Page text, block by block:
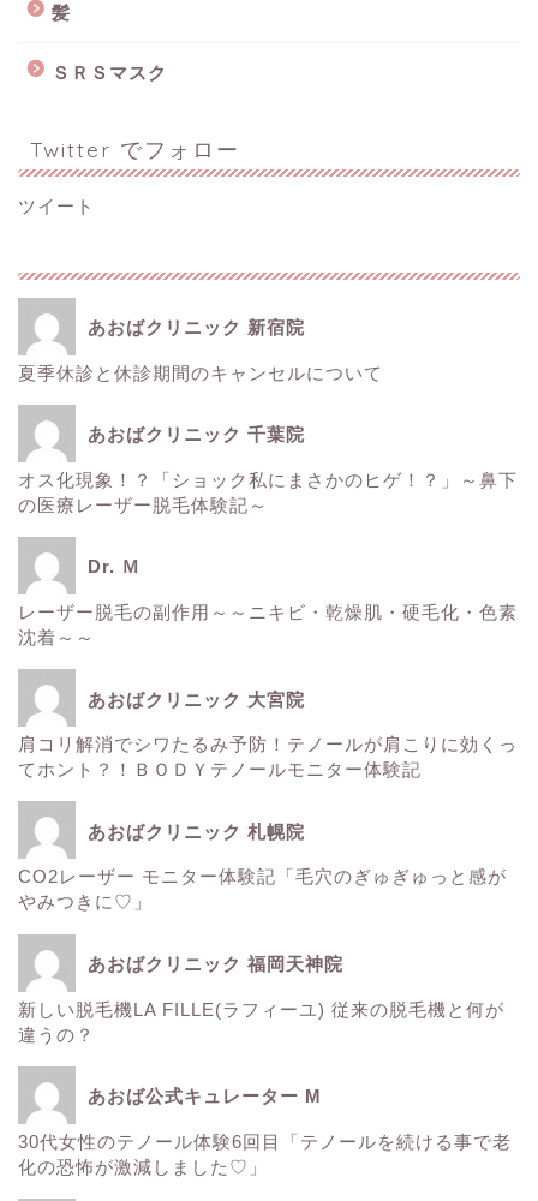
髪
ＳＲＳマスク
Twitter でフォロー
ツイート
あおばクリニック 新宿院
夏季休診と休診期間のキャンセルについて
あおばクリニック 千葉院
オス化現象！？「ショック私にまさかのヒゲ！？」～鼻下
の医療レーザー脱毛体験記～
Dr. Ｍ
レーザー脱毛の副作用～～ニキビ・乾燥肌・硬毛化・色素
沈着～～
あおばクリニック 大宮院
肩コリ解消でシワたるみ予防！テノールが肩こりに効くっ
てホント？！ＢＯＤＹテノールモニター体験記
あおばクリニック 札幌院
CO2レーザー モニター体験記「毛穴のぎゅぎゅっと感が
やみつきに♡」
あおばクリニック 福岡天神院
新しい脱毛機LA FILLE(ラフィーユ) 従来の脱毛機と何が
違うの？
あおば公式キュレーター M
30代女性のテノール体験6回目「テノールを続ける事で老
化の恐怖が激減しました♡」
■美容情報■
健康
肌
ウルトラアクセント
サーマクール
レーザートーニング